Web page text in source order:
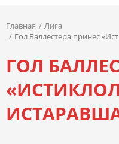
Главная
Лига
Гол Баллестера принес
ГОЛ